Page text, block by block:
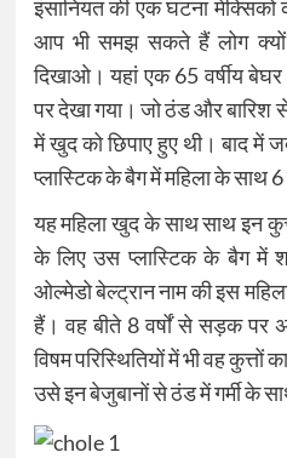
इंसानियत की एक घटना
आप भी समझ सकते हैं लोग क्यों
दिखाओ। यहां एक 65 वर्षीय
पर देखा गया। जो ठंड और बारिश
में खुद को छिपाए हुए थी। बाद में
प्लास्टिक के बैग में महिला के साथ 6
यह महिला खुद के साथ साथ इन
के लिए उस प्लास्टिक के बैग में
ओल्मेडो बेल्ट्रान नाम की इस
हैं। वह बीते 8 वर्षों से सड़क पर
विषम परिस्थितियों में भी वह
उसे इन बेजुबानों से ठंड में गर्मी के